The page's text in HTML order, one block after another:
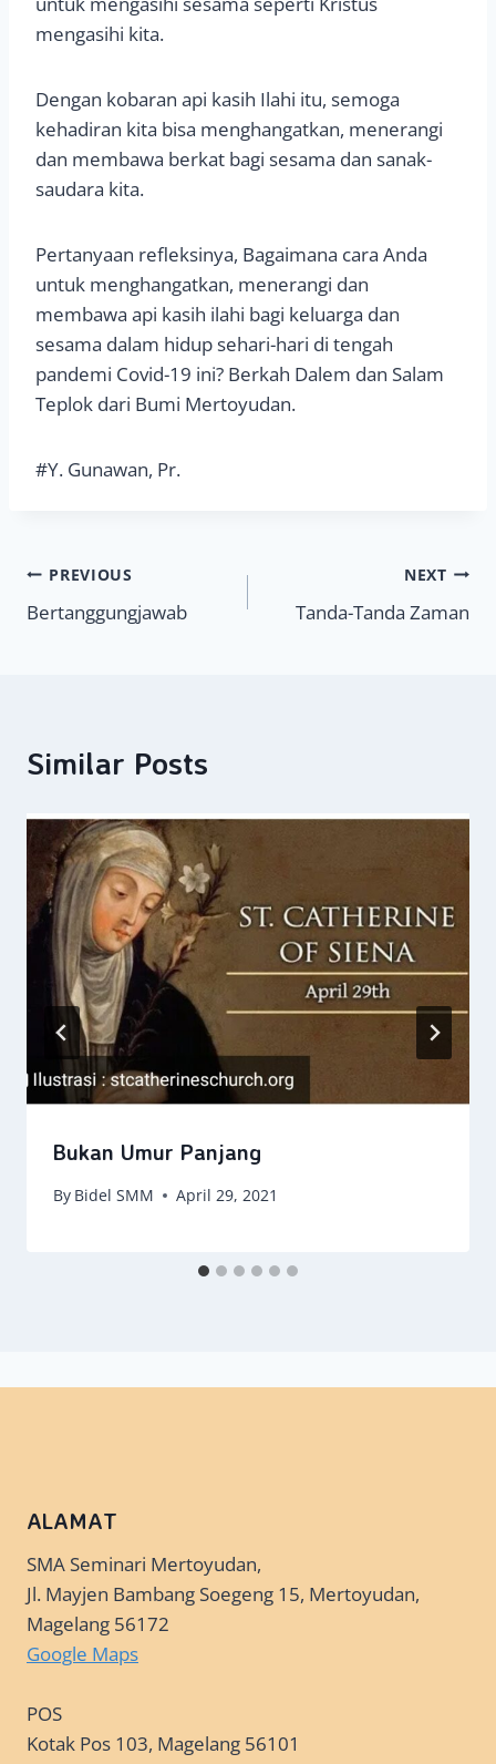
mengasihi kita.
Dengan kobaran api kasih Ilahi itu, semoga
kehadiran kita bisa menghangatkan, menerangi
dan membawa berkat bagi sesama dan sanak-
saudara kita.
Pertanyaan refleksinya, Bagaimana cara Anda
untuk menghangatkan, menerangi dan
membawa api kasih ilahi bagi keluarga dan
sesama dalam hidup sehari-hari di tengah
pandemi Covid-19 ini? Berkah Dalem dan Salam
Teplok dari Bumi Mertoyudan.
#Y. Gunawan, Pr.
Navigasi
pos
PREVIOUS
Bertanggungjawab
NEXT
Tanda-Tanda Zaman
Similar Posts
Bukan Umur Panjang
By Bidel SMM April 29, 2021
ALAMAT
SMA Seminari Mertoyudan,
Jl. Mayjen Bambang Soegeng 15, Mertoyudan,
Magelang 56172
Google Maps
POS
Kotak Pos 103, Magelang 56101